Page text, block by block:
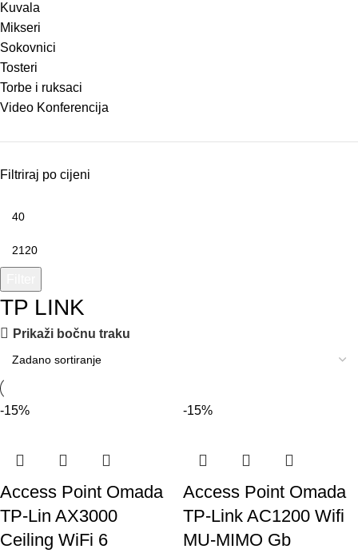
Kuvala
Mikseri
Sokovnici
Tosteri
Torbe i ruksaci
Video Konferencija
Filtriraj po cijeni
TP LINK
Prikaži bočnu traku
-15%
Access Point Omada
TP-Lin AX3000
Ceiling WiFi 6
-15%
Access Point Omada
TP-Link AC1200 Wifi
MU-MIMO Gb